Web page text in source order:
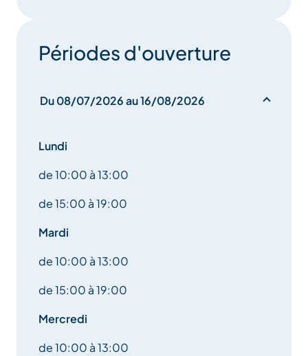
Périodes d'ouverture
Du 08/07/2026 au 16/08/2026
Lundi
de 10:00 à 13:00
de 15:00 à 19:00
Mardi
de 10:00 à 13:00
de 15:00 à 19:00
Mercredi
de 10:00 à 13:00